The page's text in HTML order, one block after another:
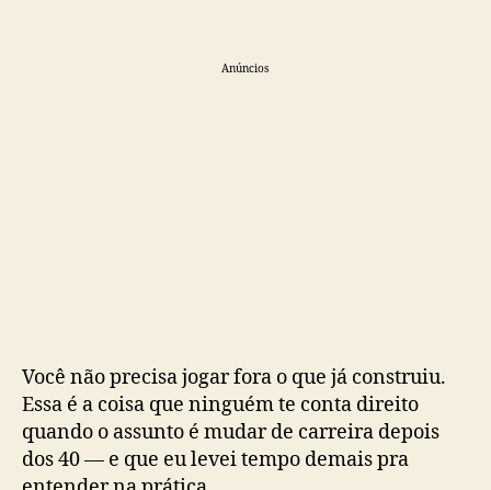
Anúncios
Você não precisa jogar fora o que já construiu.
Essa é a coisa que ninguém te conta direito
quando o assunto é mudar de carreira depois
dos 40 — e que eu levei tempo demais pra